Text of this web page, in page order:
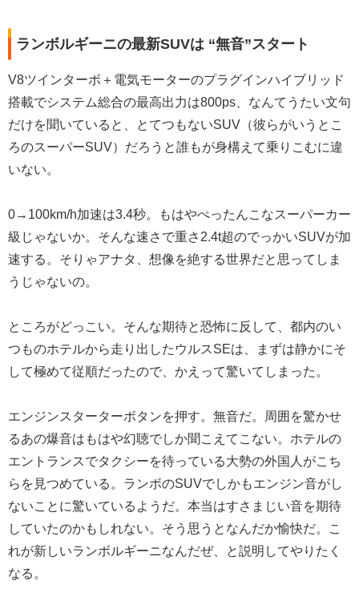
ランボルギーニの最新SUVは “無音”スタート
V8ツインターボ＋電気モーターのプラグインハイブリッド
搭載でシステム総合の最高出力は800ps、なんてうたい文句
だけを聞いていると、とてつもないSUV（彼らがいうとこ
ろのスーパーSUV）だろうと誰もが身構えて乗りこむに違
いない。
0→100km/h加速は3.4秒。もはやぺったんこなスーパーカー
級じゃないか。そんな速さで重さ2.4t超のでっかいSUVが加
速する。そりゃアナタ、想像を絶する世界だと思ってしま
うじゃないの。
ところがどっこい。そんな期待と恐怖に反して、都内のい
つものホテルから走り出したウルスSEは、まずは静かにそ
して極めて従順だったので、かえって驚いてしまった。
エンジンスターターボタンを押す。無音だ。周囲を驚かせ
るあの爆音はもはや幻聴でしか聞こえてこない。ホテルの
エントランスでタクシーを待っている大勢の外国人がこち
らを見つめている。ランボのSUVでしかもエンジン音がし
ないことに驚いているようだ。本当はすさまじい音を期待
していたのかもしれない。そう思うとなんだか愉快だ。こ
れが新しいランボルギーニなんだぜ、と説明してやりたく
なる。